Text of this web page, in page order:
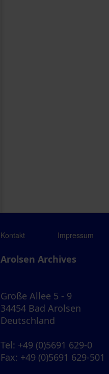
Kontakt Impressum
Arolsen Archives
Große Allee 5 - 9
34454 Bad Arolsen
Deutschland
Tel: +49 (0)5691 629-0
Fax: +49 (0)5691 629-501